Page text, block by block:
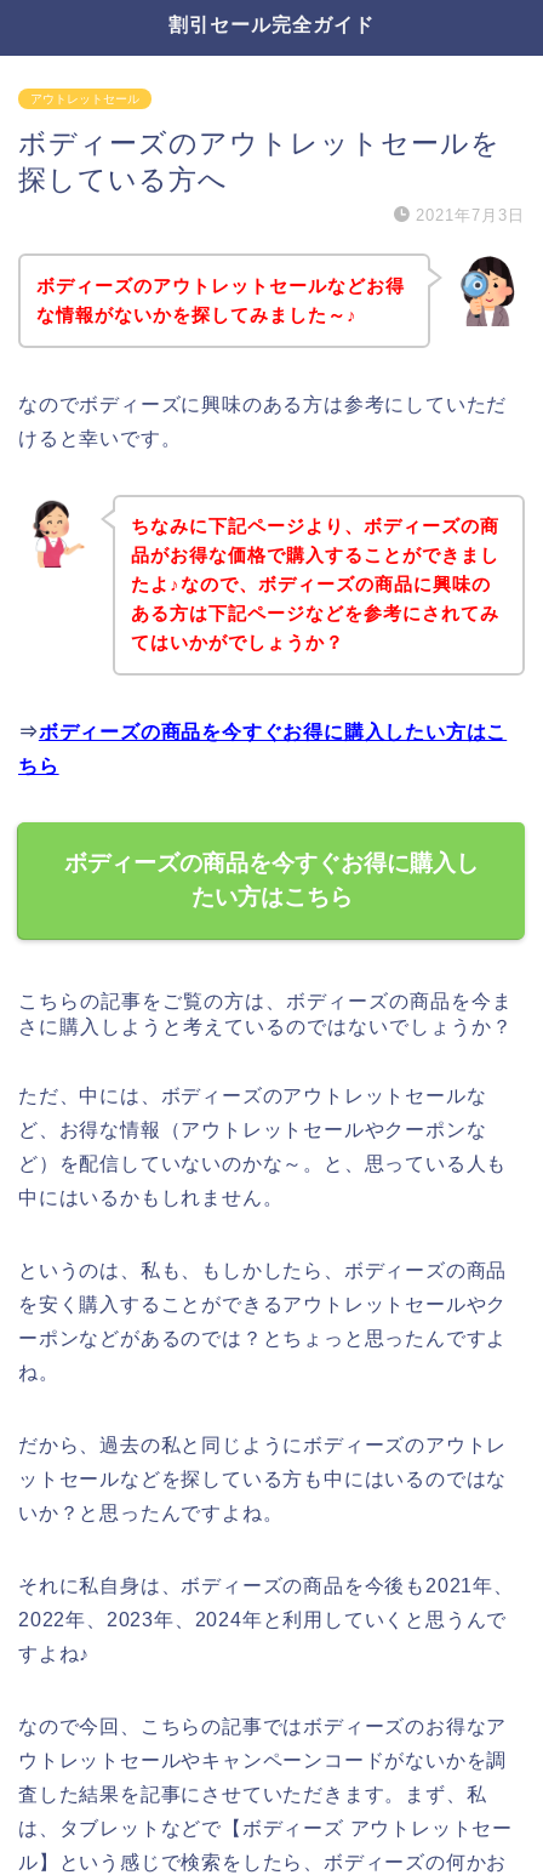
割引セール完全ガイド
アウトレットセール
ボディーズのアウトレットセールを
探している方へ
2021年7月3日
ボディーズのアウトレットセールなどお得
な情報がないかを探してみました～♪
なのでボディーズに興味のある方は参考にしていただ
けると幸いです。
ちなみに下記ページより、ボディーズの商
品がお得な価格で購入することができまし
たよ♪なので、ボディーズの商品に興味の
ある方は下記ページなどを参考にされてみ
てはいかがでしょうか？
⇒ボディーズの商品を今すぐお得に購入したい方はこ
ちら
ボディーズの商品を今すぐお得に購入し
たい方はこちら
こちらの記事をご覧の方は、ボディーズの商品を今ま
さに購入しようと考えているのではないでしょうか？
ただ、中には、ボディーズのアウトレットセールな
ど、お得な情報（アウトレットセールやクーポンな
ど）を配信していないのかな～。と、思っている人も
中にはいるかもしれません。
というのは、私も、もしかしたら、ボディーズの商品
を安く購入することができるアウトレットセールやク
ーポンなどがあるのでは？とちょっと思ったんですよ
ね。
だから、過去の私と同じようにボディーズのアウトレ
ットセールなどを探している方も中にはいるのではな
いか？と思ったんですよね。
それに私自身は、ボディーズの商品を今後も2021年、
2022年、2023年、2024年と利用していくと思うんで
すよね♪
なので今回、こちらの記事ではボディーズのお得なア
ウトレットセールやキャンペーンコードがないかを調
査した結果を記事にさせていただきます。まず、私
は、タブレットなどで【ボディーズ アウトレットセー
ル】という感じで検索をしたら、ボディーズの何かお